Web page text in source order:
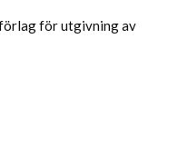
för utgivning av